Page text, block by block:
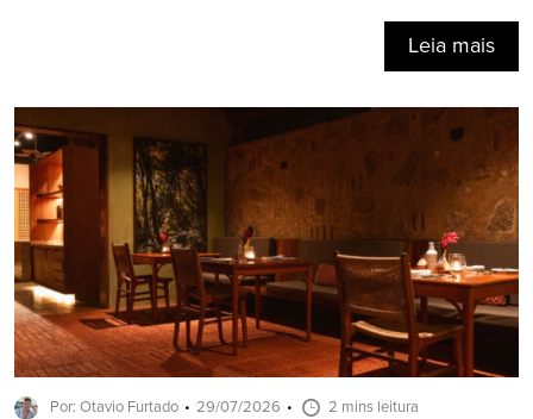
Leia mais
Por: Otavio Furtado 29/07/2026 2 mins leitura